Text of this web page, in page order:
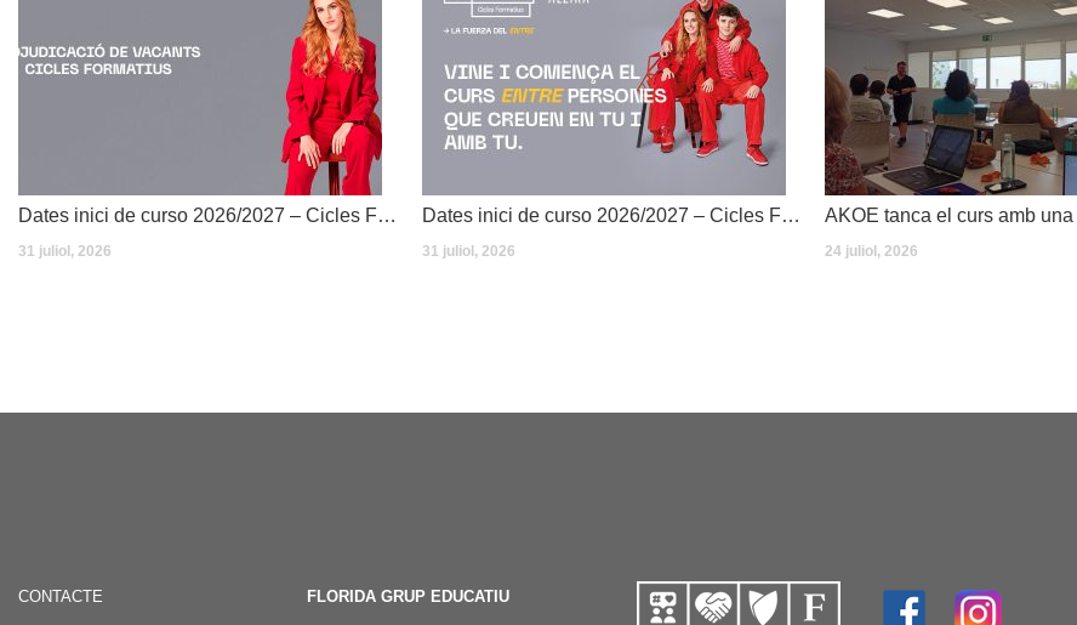
Dates inici de curso 2026/2027 – Cicles Formatius
31 juliol, 2026
Dates inici de curso 2026/2027 – Cicles Formatius
31 juliol, 2026 24 juliol, 2026
CONTACTE FLORIDA GRUP EDUCATIU